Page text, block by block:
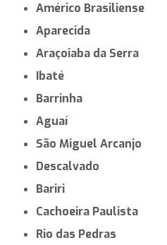
Américo Brasiliense
Aparecida
Araçoiaba da Serra
Ibaté
Barrinha
Aguaí
São Miguel Arcanjo
Descalvado
Bariri
Cachoeira Paulista
Rio das Pedras